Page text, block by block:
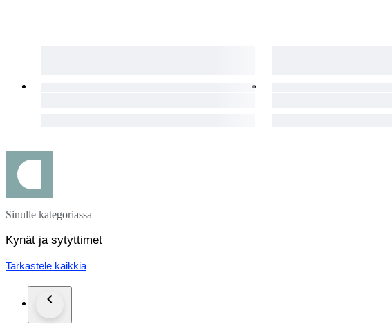
Sinulle kategoriassa
Kynät ja sytyttimet
Tarkastele kaikkia